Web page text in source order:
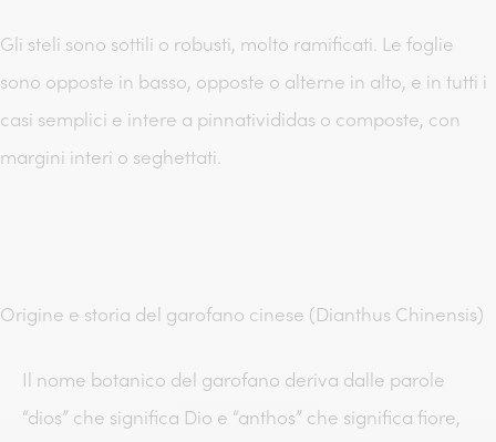
Gli steli sono sottili o robusti, molto ramificati. Le foglie
sono opposte in basso, opposte o alterne in alto, e in tutti i
casi semplici e intere a pinnativididas o composte, con
margini interi o seghettati.
Origine e storia del garofano cinese (Dianthus Chinensis)
Il nome botanico del garofano deriva dalle parole
“dios” che significa Dio e “anthos” che significa fiore,